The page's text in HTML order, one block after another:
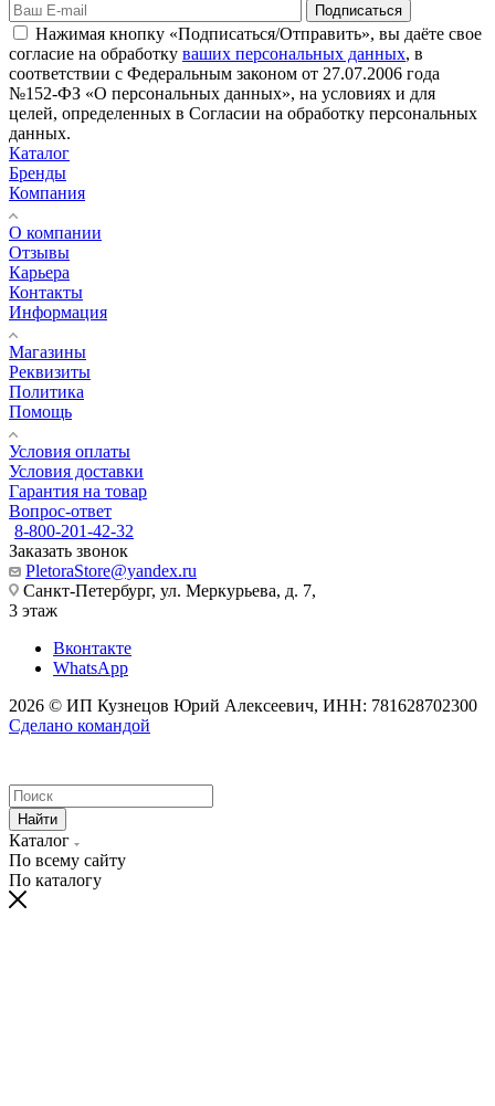
Подписаться
Нажимая кнопку «Подписаться/Отправить», вы даёте свое
согласие на обработку ваших персональных данных, в
соответствии с Федеральным законом от 27.07.2006 года
№152-ФЗ «О персональных данных», на условиях и для
целей, определенных в Согласии на обработку персональных
данных.
Каталог
Бренды
Компания
О компании
Отзывы
Карьера
Контакты
Информация
Магазины
Реквизиты
Политика
Помощь
Условия оплаты
Условия доставки
Гарантия на товар
Вопрос-ответ
8-800-201-42-32
Заказать звонок
PletoraStore@yandex.ru
Санкт-Петербург, ул. Меркурьева, д. 7,
3 этаж
Вконтакте
WhatsApp
2026 © ИП Кузнецов Юрий Алексеевич, ИНН: 781628702300
Сделано командой
Найти
Каталог
По всему сайту
По каталогу